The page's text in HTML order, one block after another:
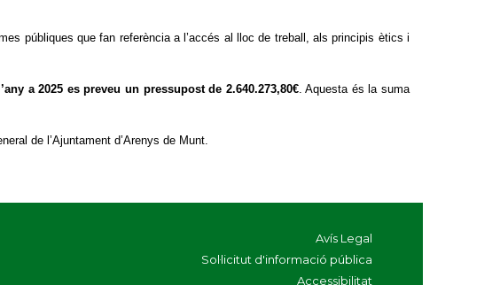
públiques que fan referència a l’accés al lloc de treball, als principis ètics i
a 2025 es preveu un pressupost de 2.640.273,80€. Aquesta és la suma
de l’Ajuntament d’Arenys de Munt.
Avís Legal
Sol·licitut d'informació pública
Accessibilitat